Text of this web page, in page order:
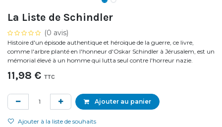
La Liste de Schindler
(0 avis)
Histoire d'un épisode authentique et héroïque de la guerre, ce livre,
comme l'arbre planté en l'honneur d'Oskar Schindler à Jérusalem, est un
mémorial élevé à un homme qui lutta seul contre l'horreur nazie.
11,98 € TTC
Ajouter au panier
Ajouter à la liste de souhaits